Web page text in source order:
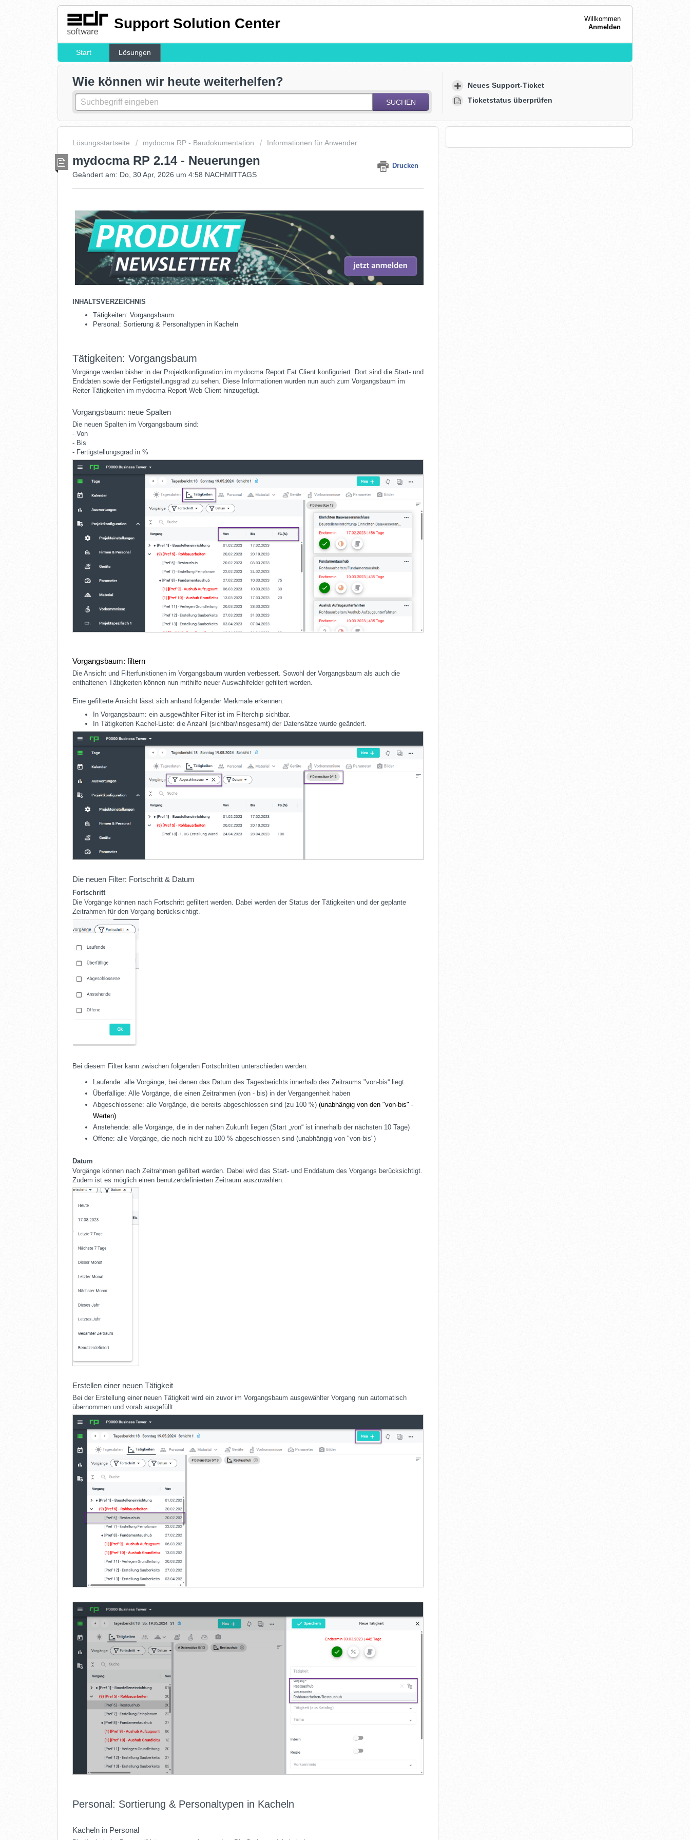
Support Solution Center
Willkommen
Anmelden
Start Lösungen
Wie können wir heute weiterhelfen?
SUCHEN
Neues Support-Ticket
Ticketstatus überprüfen
Lösungsstartseite mydocma RP - Baudokumentation Informationen für Anwender
mydocma RP 2.14 - Neuerungen Drucken
Geändert am: Do, 30 Apr, 2026 um 4:58 NACHMITTAGS
INHALTSVERZEICHNIS
Tätigkeiten: Vorgangsbaum
Personal: Sortierung & Personaltypen in Kacheln
Tätigkeiten: Vorgangsbaum
Vorgänge werden bisher in der Projektkonfiguration im mydocma Report Fat Client konfiguriert. Dort sind die Start- und
Enddaten sowie der Fertigstellungsgrad zu sehen. Diese Informationen wurden nun auch zum Vorgangsbaum im
Reiter Tätigkeiten im mydocma Report Web Client hinzugefügt.
Vorgangsbaum: neue Spalten
Die neuen Spalten im Vorgangsbaum sind:
- Von
- Bis
- Fertigstellungsgrad in %
Vorgangsbaum: filtern
Die Ansicht und Filterfunktionen im Vorgangsbaum wurden verbessert. Sowohl der Vorgangsbaum als auch die
enthaltenen Tätigkeiten können nun mithilfe neuer Auswahlfelder gefiltert werden.
Eine gefilterte Ansicht lässt sich anhand folgender Merkmale erkennen:
In Vorgangsbaum: ein ausgewählter Filter ist im Filterchip sichtbar.
In Tätigkeiten Kachel-Liste: die Anzahl (sichtbar/insgesamt) der Datensätze wurde geändert.
Die neuen Filter: Fortschritt & Datum
Fortschritt
Die Vorgänge können nach Fortschritt gefiltert werden. Dabei werden der Status der Tätigkeiten und der geplante
Zeitrahmen für den Vorgang berücksichtigt.
Bei diesem Filter kann zwischen folgenden Fortschritten unterschieden werden:
Laufende: alle Vorgänge, bei denen das Datum des Tagesberichts innerhalb des Zeitraums "von-bis“ liegt
Überfällige: Alle Vorgänge, die einen Zeitrahmen (von - bis) in der Vergangenheit haben
Abgeschlossene: alle Vorgänge, die bereits abgeschlossen sind (zu 100 %) (unabhängig von den "von-bis" -
Werten)
Anstehende: alle Vorgänge, die in der nahen Zukunft liegen (Start „von“ ist innerhalb der nächsten 10 Tage)
Offene: alle Vorgänge, die noch nicht zu 100 % abgeschlossen sind (unabhängig von "von-bis")
Datum
Vorgänge können nach Zeitrahmen gefiltert werden. Dabei wird das Start- und Enddatum des Vorgangs berücksichtigt.
Zudem ist es möglich einen benutzerdefinierten Zeitraum auszuwählen.
Erstellen einer neuen Tätigkeit
Bei der Erstellung einer neuen Tätigkeit wird ein zuvor im Vorgangsbaum ausgewählter Vorgang nun automatisch
übernommen und vorab ausgefüllt.
Personal: Sortierung & Personaltypen in Kacheln
Kacheln in Personal